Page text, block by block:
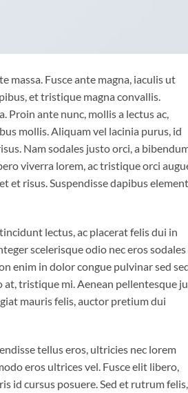
massa. Fusce ante magna, iaculis ut
et tristique magna convallis.
Proin ante nunc, mollis a lectus ac,
mollis. Aliquam vel lacinia purus, id
Nam sodales justo orci, a
viverra lorem, ac tristique orci
et risus. Suspendisse dapibus
lectus, ac placerat felis dui in
scelerisque odio nec eros sodales
enim in dolor congue pulvinar sed
tristique mi. Aenean pellentesque
mauris felis, auctor pretium dui
tellus eros, ultricies nec lorem
eros ultrices vel. Fusce elit libero,
id cursus posuere. Sed et rutrum